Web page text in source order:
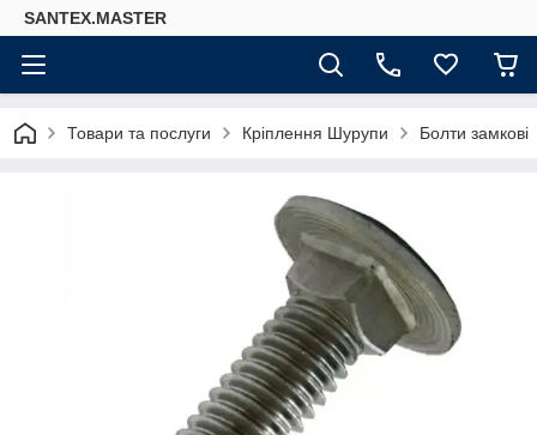
SANTEX.MASTER
Товари та послуги Кріплення Шурупи Болти замкові